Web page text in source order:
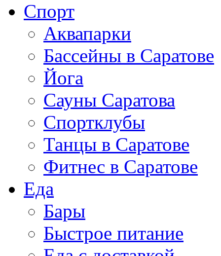
Спорт
Аквапарки
Бассейны в Саратове
Йога
Сауны Саратова
Спортклубы
Танцы в Саратове
Фитнес в Саратове
Еда
Бары
Быстрое питание